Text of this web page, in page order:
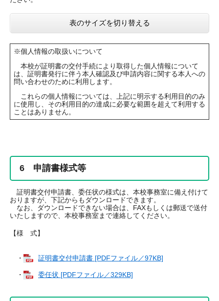
表のサイズを切り替える
※個人情報の取扱いについて
本校が証明書の交付手続により取得した個人情報について
は、証明書発行に伴う本人確認及び申請内容に関する本人への
問い合わせのために利用します。
これらの個人情報については、上記に明示する利用目的のみ
に使用し、その利用目的の達成に必要な範囲を超えて利用する
ことはありません。
6 申請書様式等
証明書交付申請書、委任状の様式は、本校事務室に備え付けて
おりますが、下記からもダウンロードできます。
なお、ダウンロードできない場合は、FAXもしくは郵送で送付
いたしますので、本校事務室まで連絡してください。
【様 式】
・ 証明書交付申請書 [PDFファイル／97KB]
・ 委任状 [PDFファイル／329KB]